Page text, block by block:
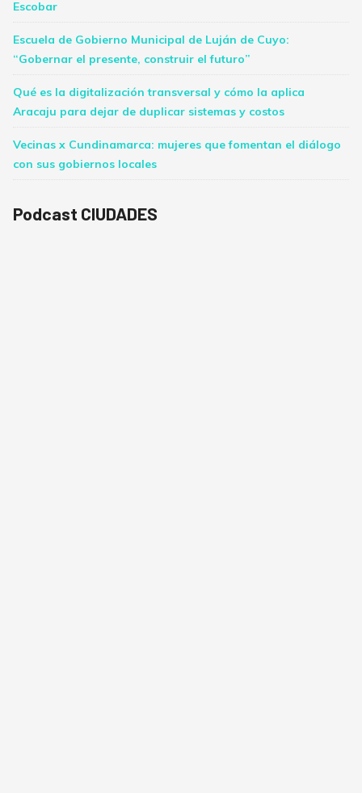
Escobar
Escuela de Gobierno Municipal de Luján de Cuyo:
“Gobernar el presente, construir el futuro”
Qué es la digitalización transversal y cómo la aplica
Aracaju para dejar de duplicar sistemas y costos
Vecinas x Cundinamarca: mujeres que fomentan el diálogo
con sus gobiernos locales
Podcast CIUDADES